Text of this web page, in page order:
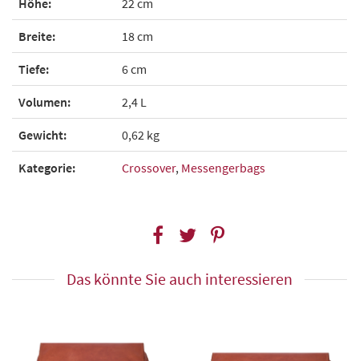
Breite: 18 cm
Tiefe: 6 cm
Volumen: 2,4 L
Gewicht: 0,62 kg
Kategorie: Crossover, Messengerbags
Das könnte Sie auch interessieren